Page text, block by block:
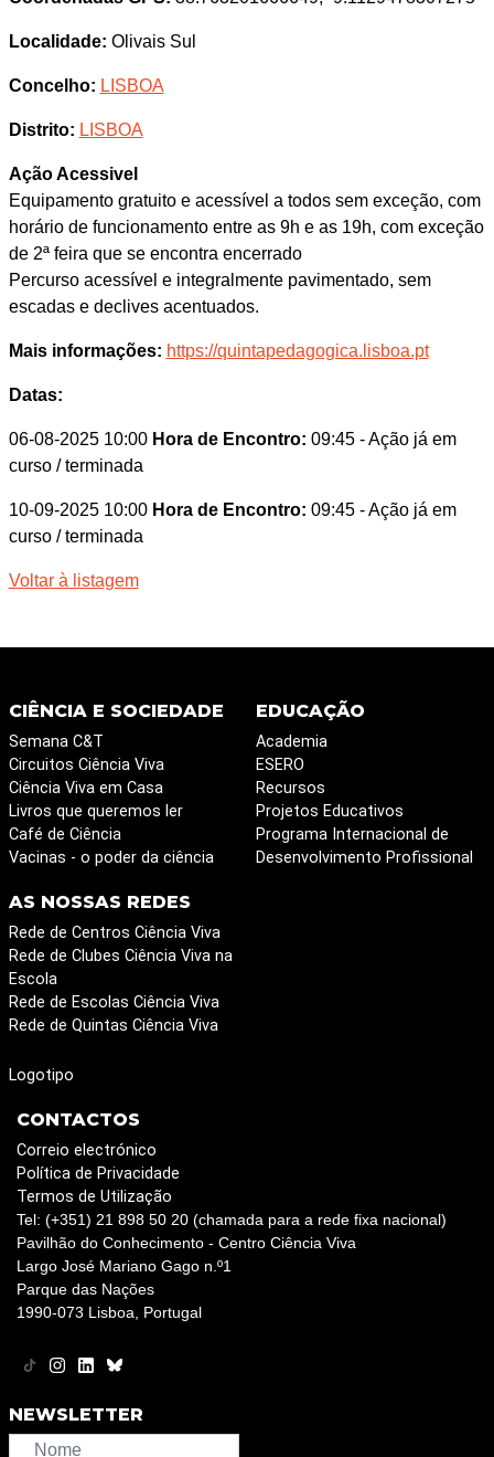
Localidade: Olivais Sul
Concelho: LISBOA
Distrito: LISBOA
Ação Acessivel
Equipamento gratuito e acessível a todos sem exceção, com
horário de funcionamento entre as 9h e as 19h, com exceção
de 2ª feira que se encontra encerrado
Percurso acessível e integralmente pavimentado, sem
escadas e declives acentuados.
Mais informações: https://quintapedagogica.lisboa.pt
Datas:
06-08-2025 10:00 Hora de Encontro: 09:45 - Ação já em
curso / terminada
10-09-2025 10:00 Hora de Encontro: 09:45 - Ação já em
curso / terminada
Voltar à listagem
CIÊNCIA E SOCIEDADE
Semana C&T
Circuitos Ciência Viva
Ciência Viva em Casa
Livros que queremos ler
Café de Ciência
Vacinas - o poder da ciência
EDUCAÇÃO
Academia
ESERO
Recursos
Projetos Educativos
Programa Internacional de
Desenvolvimento Profissional
AS NOSSAS REDES
Rede de Centros Ciência Viva
Rede de Clubes Ciência Viva na
Escola
Rede de Escolas Ciência Viva
Rede de Quintas Ciência Viva
Logotipo
CONTACTOS
Correio electrónico
Política de Privacidade
Termos de Utilização
Tel: (+351) 21 898 50 20 (chamada para a rede fixa nacional)
Pavilhão do Conhecimento - Centro Ciência Viva
Largo José Mariano Gago n.º1
Parque das Nações
1990-073 Lisboa, Portugal
NEWSLETTER